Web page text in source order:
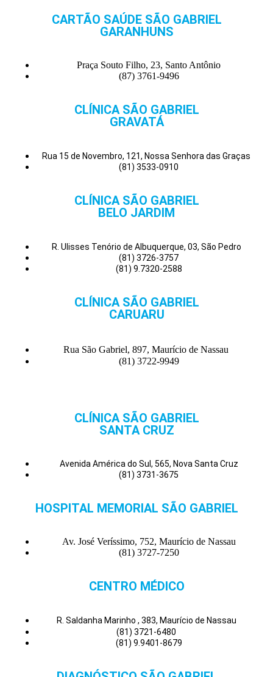
CARTÃO SAÚDE SÃO GABRIEL
GARANHUNS
Praça Souto Filho, 23, Santo Antônio
(87) 3761-9496
CLÍNICA SÃO GABRIEL
GRAVATÁ
Rua 15 de Novembro, 121, Nossa Senhora das Graças
(81) 3533-0910
CLÍNICA SÃO GABRIEL
BELO JARDIM
R. Ulisses Tenório de Albuquerque, 03, São Pedro
(81) 3726-3757
(81) 9.7320-2588
CLÍNICA SÃO GABRIEL
CARUARU
Rua São Gabriel, 897, Maurício de Nassau
(81) 3722-9949
CLÍNICA SÃO GABRIEL
SANTA CRUZ
Avenida América do Sul, 565, Nova Santa Cruz
(81) 3731-3675
HOSPITAL MEMORIAL SÃO GABRIEL
Av. José Veríssimo, 752, Maurício de Nassau
(81) 3727-7250
CENTRO MÉDICO
R. Saldanha Marinho , 383, Maurício de Nassau
(81) 3721-6480
(81) 9.9401-8679